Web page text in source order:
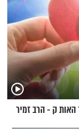
ק - הרב זמיר